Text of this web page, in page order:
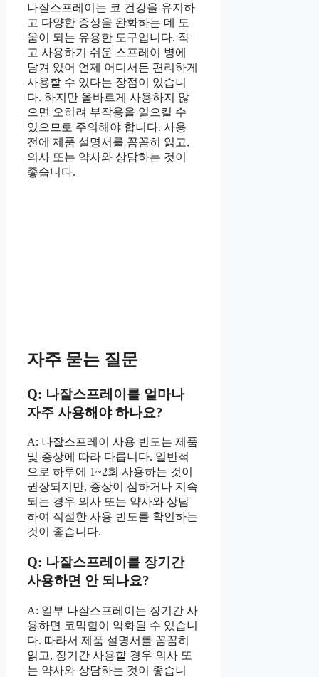
나잘스프레이는 코 건강을 유지하
고 다양한 증상을 완화하는 데 도
움이 되는 유용한 도구입니다. 작
고 사용하기 쉬운 스프레이 병에
담겨 있어 언제 어디서든 편리하게
사용할 수 있다는 장점이 있습니
다. 하지만 올바르게 사용하지 않
으면 오히려 부작용을 일으킬 수
있으므로 주의해야 합니다. 사용
전에 제품 설명서를 꼼꼼히 읽고,
의사 또는 약사와 상담하는 것이
좋습니다.
자주 묻는 질문
Q: 나잘스프레이를 얼마나
자주 사용해야 하나요?
A: 나잘스프레이 사용 빈도는 제품
및 증상에 따라 다릅니다. 일반적
으로 하루에 1~2회 사용하는 것이
권장되지만, 증상이 심하거나 지속
되는 경우 의사 또는 약사와 상담
하여 적절한 사용 빈도를 확인하는
것이 좋습니다.
Q: 나잘스프레이를 장기간
사용하면 안 되나요?
A: 일부 나잘스프레이는 장기간 사
용하면 코막힘이 악화될 수 있습니
다. 따라서 제품 설명서를 꼼꼼히
읽고, 장기간 사용할 경우 의사 또
는 약사와 상담하는 것이 좋습니